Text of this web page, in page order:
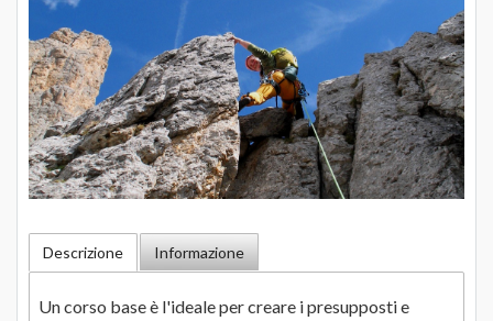
Descrizione Informazione
Un corso base è l'ideale per creare i presupposti e